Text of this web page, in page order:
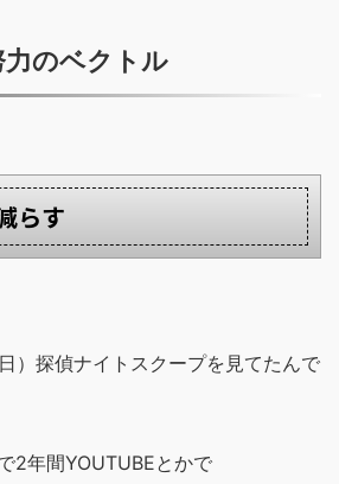
力のベクトル
らす
）探偵ナイトスクープを見てたんで
2年間YOUTUBEとかで